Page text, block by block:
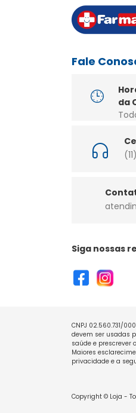
Fale
da
Siga nossas
CNPJ 02.560.731/
devem ser usadas
saúde e prescrever
Maiores
privacidade e a
Copyright © Loja -